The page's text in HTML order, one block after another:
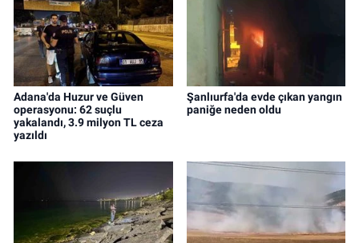
Adana'da Huzur ve Güven
operasyonu: 62 suçlu
yakalandı, 3.9 milyon TL ceza
yazıldı
Şanlıurfa'da evde çıkan yangın
paniğe neden oldu